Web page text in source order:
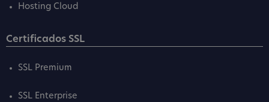
Hosting Cloud
Certificados SSL
SSL Premium
SSL Enterprise